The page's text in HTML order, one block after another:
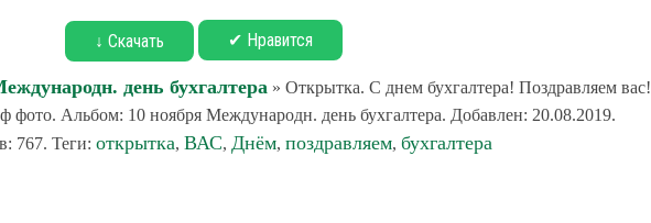
↓ Скачать ✔ Нравится
день бухгалтера » Открытка. С днем бухгалтера! Поздравляем вас!
фото. Альбом: 10 ноября Международн. день бухгалтера. Добавлен: 20.08.2019.
767. Теги: открытка, ВАС, Днём, поздравляем, бухгалтера